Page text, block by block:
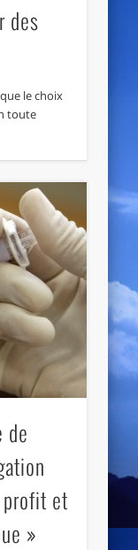
des
le choix
toute
de
et
»